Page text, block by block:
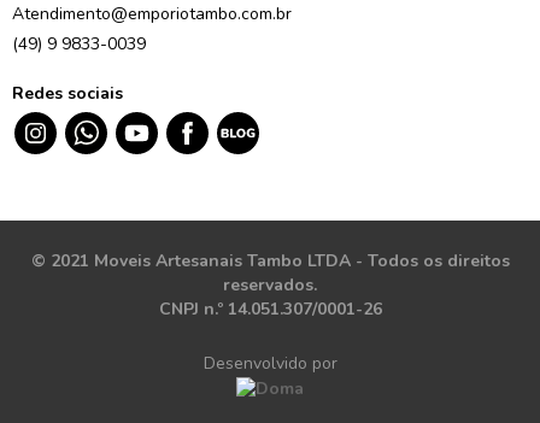
Atendimento@emporiotambo.com.br
(49) 9 9833-0039
Redes sociais
© 2021 Moveis Artesanais Tambo LTDA - Todos os direitos
reservados.
CNPJ n.º 14.051.307/0001-26
Desenvolvido por